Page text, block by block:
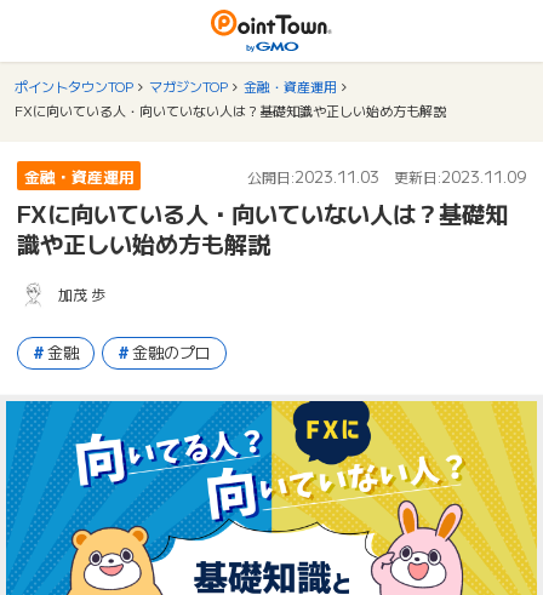
ポイントタウンTOP マガジンTOP
金融・資産運用
FXに向いている人・向いていない人は？基礎知識や正しい始め方も解説
金融・資産運用 公開日:2023.11.03 更新日:2023.11.09
FXに向いている人・向いていない人は？基礎知
識や正しい始め方も解説
加茂 歩
金融 金融のプロ